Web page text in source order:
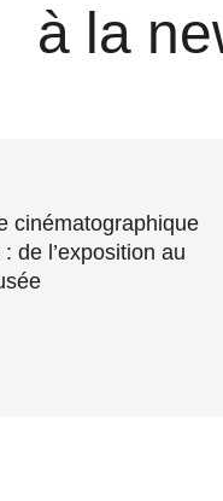
à la
cinématographique
de l’exposition au